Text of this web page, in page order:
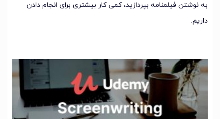
به نوشتن فیلمنامه بپردازید، کمی کار بیشتری برای انجام دادن
داریم.